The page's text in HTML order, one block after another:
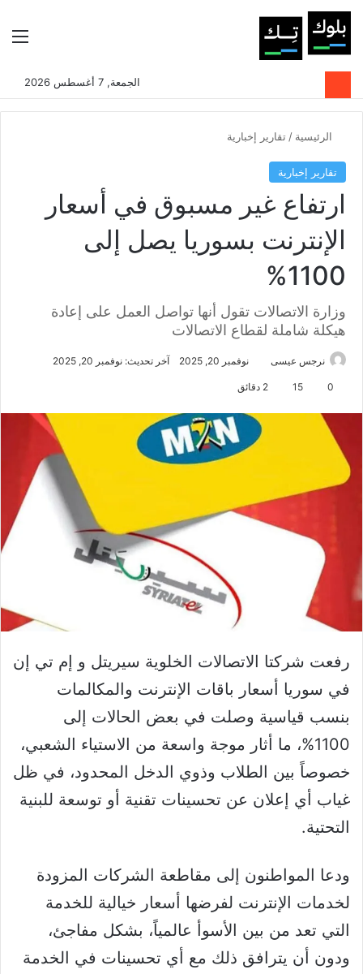
بحثالوضع
الجمعة, 7 أغسطس 2026
الرئيسية / تقارير إخبارية
تقارير إخبارية
ارتفاع غير مسبوق في أسعار
الإنترنت بسوريا يصل إلى
1100%
وزارة الاتصالات تقول أنها تواصل العمل على إعادة
هيكلة شاملة لقطاع الاتصالات
نرجس عيسى نوفمبر 20, 2025 آخر تحديث: نوفمبر 20, 2025
0
15
رفعت شركتا الاتصالات الخلوية سيريتل و إم تي إن
في سوريا أسعار باقات الإنترنت والمكالمات
بنسب قياسية وصلت في بعض الحالات إلى
1100%، ما أثار موجة واسعة من الاستياء الشعبي،
خصوصاً بين الطلاب وذوي الدخل المحدود، في ظل
غياب أي إعلان عن تحسينات تقنية أو توسعة للبنية
التحتية.
ودعا المواطنون إلى مقاطعة الشركات المزودة
لخدمات الإنترنت لفرضها أسعار خيالية للخدمة
التي تعد من بين الأسوأ عالمياً، بشكل مفاجئ،
ودون أن يترافق ذلك مع أي تحسينات في الخدمة